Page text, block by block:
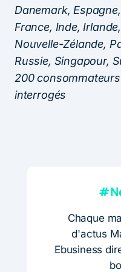
Danemark,
France, Inde,
Nouvelle-Zélande,
Russie, Singapour,
200
interrogés
Chaque
d'actus
Ebusiness